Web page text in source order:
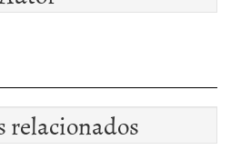
relacionados